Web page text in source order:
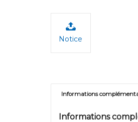
Notice
Informations
Informations